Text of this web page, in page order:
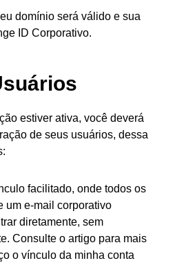
domínio será válido e sua
ID Corporativo.
estiver ativa, você deverá
de seus usuários, dessa
facilitado, onde todos os
um e-mail corporativo
diretamente, sem
Consulte o artigo para mais
o vínculo da minha conta